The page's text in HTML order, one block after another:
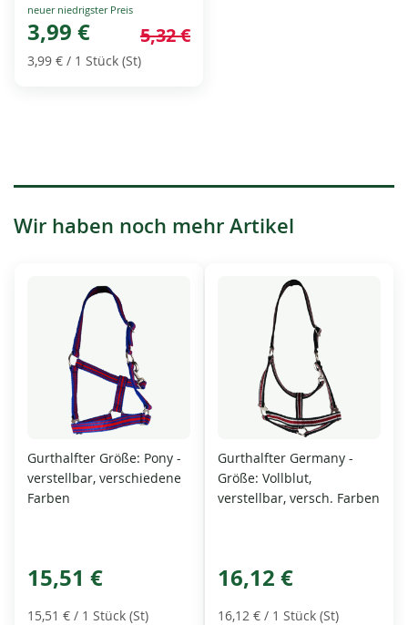
Special
Price
3,99 € 5,32 €
3,99 € / 1 Stück (St)
Wir haben noch mehr Artikel
Gurthalfter Größe: Pony -
verstellbar, verschiedene
Farben
15,51 €
15,51 € / 1 Stück (St)
Gurthalfter Germany -
Größe: Vollblut,
verstellbar, versch. Farben
16,12 €
16,12 € / 1 Stück (St)